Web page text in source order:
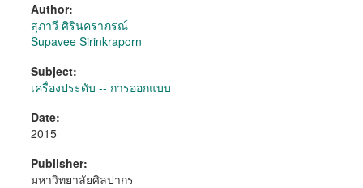
Author:
สุภาวี ศิรินคราภรณ์
Supavee Sirinkraporn
Subject:
เครื่องประดับ -- การออกแบบ
Date:
2015
Publisher:
มหาวิทยาลัยศิลปากร